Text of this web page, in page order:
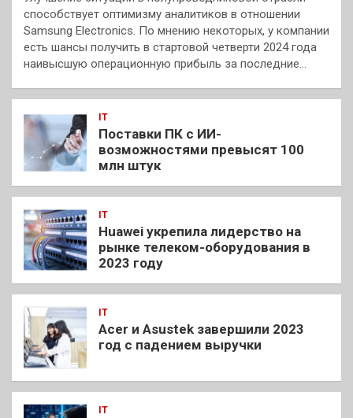
способствует оптимизму аналитиков в отношении
Samsung Electronics. По мнению некоторых, у компании
есть шансы получить в стартовой четверти 2024 года
наивысшую операционную прибыль за последние…
IT
Поставки ПК с ИИ-
возможностями превысят 100
млн штук
IT
Huawei укрепила лидерство на
рынке телеком-оборудования в
2023 году
IT
Acer и Asustek завершили 2023
год с падением выручки
IT